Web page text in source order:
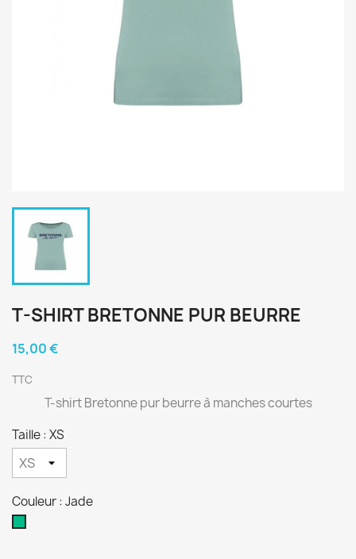
T-SHIRT BRETONNE PUR BEURRE
15,00 €
TTC
T-shirt Bretonne pur beurre à manches courtes
Taille : XS
Couleur : Jade